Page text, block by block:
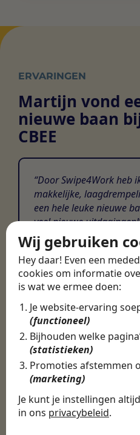
Wij gebruiken
Hey daar! Even een
cookies om informatie
is wat we ermee doen:
Je website-ervaring
(functioneel)
Bijhouden welke
(statistieken)
Promoties afstemmen
(marketing)
Je kunt je instellingen
in ons privacybeleid.
ERVARINGEN
Martijn vond
nieuwe baan
CBEE
Door Swipe4Work heb
makkelijke,
een hele leuke nieuwe
veel nieuwe uitdagingen!
Martijn
Certinia Consultant